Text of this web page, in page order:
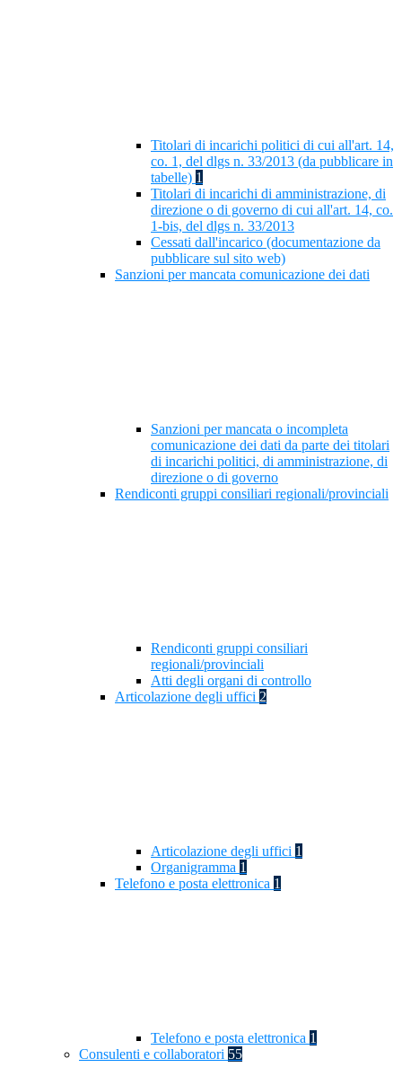
Titolari di incarichi politici di cui all'art. 14,
co. 1, del dlgs n. 33/2013 (da pubblicare in
tabelle) 1
Titolari di incarichi di amministrazione, di
direzione o di governo di cui all'art. 14, co.
1-bis, del dlgs n. 33/2013
Cessati dall'incarico (documentazione da
pubblicare sul sito web)
Sanzioni per mancata comunicazione dei dati
Sanzioni per mancata o incompleta
comunicazione dei dati da parte dei titolari
di incarichi politici, di amministrazione, di
direzione o di governo
Rendiconti gruppi consiliari regionali/provinciali
Rendiconti gruppi consiliari
regionali/provinciali
Atti degli organi di controllo
Articolazione degli uffici 2
Articolazione degli uffici 1
Organigramma 1
Telefono e posta elettronica 1
Telefono e posta elettronica 1
Consulenti e collaboratori 55